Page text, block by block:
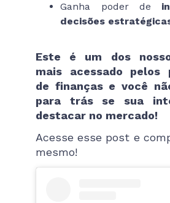
Ganha poder de
decisões
Este é um dos
mais acessado pelos
de finanças e você
para trás se sua
destacar no mercado!
Acesse esse post e
mesmo!